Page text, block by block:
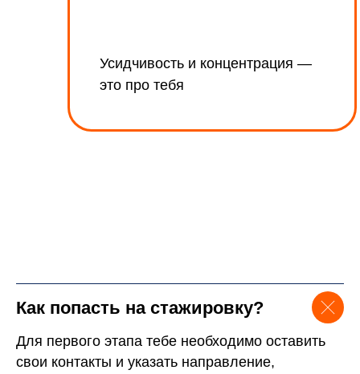
Усидчивость и концентрация —
это про тебя
Как попасть на стажировку?
Для первого этапа тебе необходимо оставить
свои контакты и указать направление,